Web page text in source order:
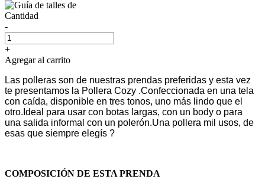
Cantidad
-
+
Agregar al carrito
Las polleras son de nuestras prendas preferidas y esta vez
te presentamos la Pollera Cozy .Confeccionada en una tela
con caída, disponible en tres tonos, uno más lindo que el
otro. Ideal para usar con botas largas, con un body o para
una salida informal con un polerón.Una pollera mil usos, de
esas que siempre elegís ?
COMPOSICIÓN DE ESTA PRENDA